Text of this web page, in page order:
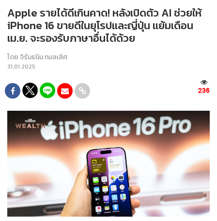
Apple รายได้ดีเกินคาด! หลังเปิดตัว AI ช่วยให้
iPhone 16 ขายดีในยุโรปและญี่ปุ่น แย้มเดือน
เม.ย. จะรองรับภาษาอื่นได้ด้วย
โดย จิรันธนิน กมลเลิศ
31.01.2025
236